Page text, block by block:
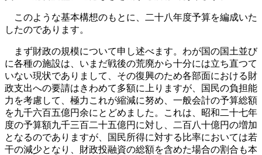
このような基本構想のもとに、二十八年度予算を編成いた
したのであります。
まず財政の規模について申し述べます。わが国の国土並び
に各種の施設は、いまだ戦後の荒廃から十分には立ち直つて
いない現状でありまして、その復興のため各部面における財
政支出への要請はきわめて多額に上りますが、国民の負担能
力を考慮して、極力これが縮減に努め、一般会計の予算総額
を九千六百五億円余にとどめました。これは、昭和二十七年
度の予算額九千三百二十五億円に対し、二百八十億円の増加
となるのでありますが、国民所得に対する比率においては若
干の減少となり、財政投融資の総額を含めた場合の割合も本